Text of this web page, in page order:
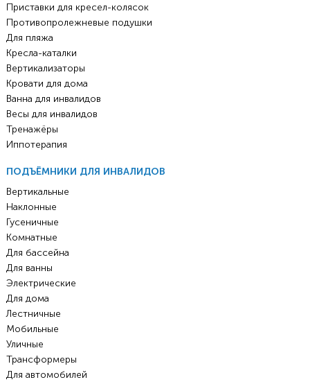
Приставки для кресел-колясок
Противопролежневые подушки
Для пляжа
Кресла-каталки
Вертикализаторы
Кровати для дома
Ванна для инвалидов
Весы для инвалидов
Тренажёры
Иппотерапия
ПОДЪЁМНИКИ ДЛЯ ИНВАЛИДОВ
Вертикальные
Наклонные
Гусеничные
Комнатные
Для бассейна
Для ванны
Электрические
Для дома
Лестничные
Мобильные
Уличные
Трансформеры
Для автомобилей